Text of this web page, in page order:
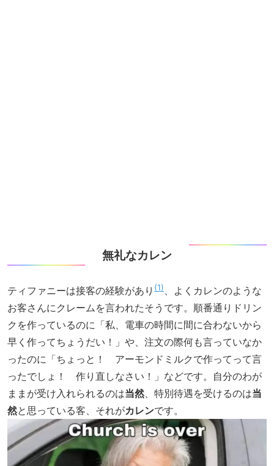
無礼なカレン
ティファニーは接客の経験があり 1
、よくカレンのような
お客さんにクレームを言われたそうです。順番通りドリン
クを作っているのに「私、電車の時間に間に合わないから
早く作ってちょうだい！」や、注文の際何も言っていなか
ったのに「ちょっと！ アーモンドミルクで作ってって言
ったでしょ！ 作り直しなさい！」などです。自分のわが
ままが受け入れられるのは当然 、特別待遇を受けるのは当
然と思っている客、それがカレンです。